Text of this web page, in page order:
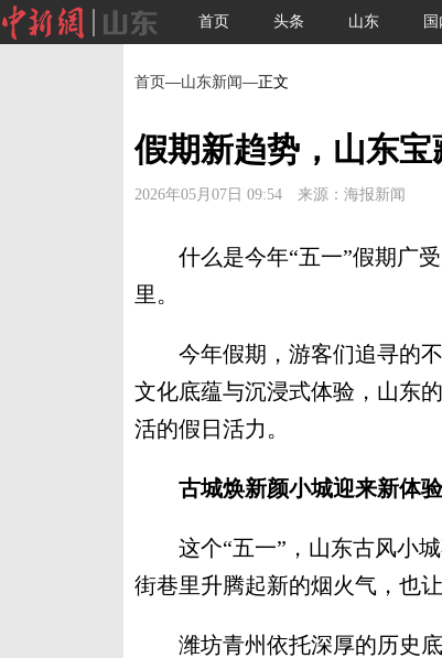
首页 头条 山东
首页—山东新闻—正文
假期新趋势，山东
2026年05月07日 09:54 来源：海报新闻
什么是今年“五一”假期广受
里。
今年假期，游客们追寻的不
文化底蕴与沉浸式体验，山东
活的假日活力。
古城焕新颜小城迎来新体验
这个“五一”，山东古风小城
街巷里升腾起新的烟火气，也
潍坊青州依托深厚的历史底